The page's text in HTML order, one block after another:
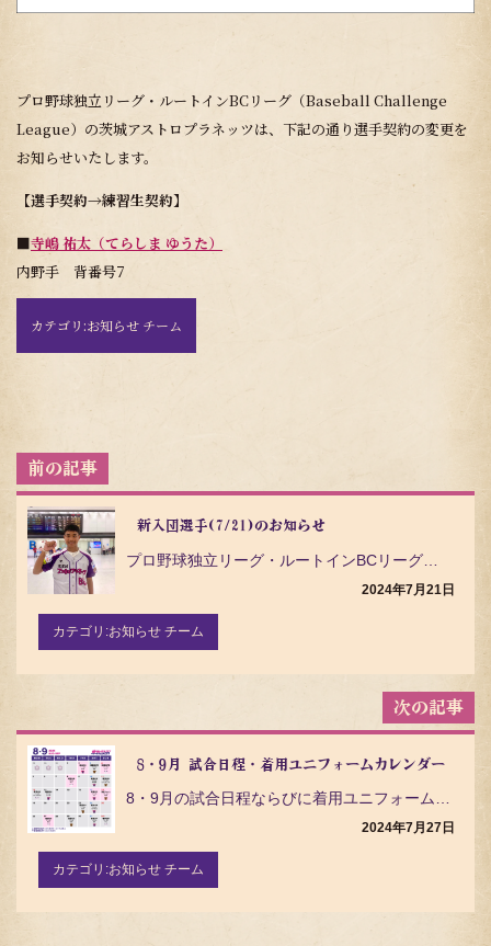
プロ野球独立リーグ・ルートインBCリーグ（Baseball Challenge
League）の茨城アストロプラネッツは、下記の通り選手契約の変更を
お知らせいたします。
【選手契約→練習生契約】
■寺嶋 祐太（てらしま ゆうた）
内野手 背番号7
カテゴリ:お知らせ チーム
投
稿
ナ
ビ
ゲ
ー
新入団選手(7/21)のお知らせ
2024年7月21日
カテゴリ:お知らせ チーム
8・9月 試合日程・着用ユニフォームカレンダー ※8/
2024年7月27日
カテゴリ:お知らせ チーム